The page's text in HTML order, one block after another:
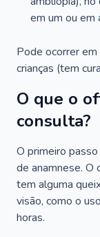
em um ou em
Pode ocorrer
crianças (tem
O que o
consulta?
O primeiro
de anamnese.
tem alguma
visão, como o
horas.